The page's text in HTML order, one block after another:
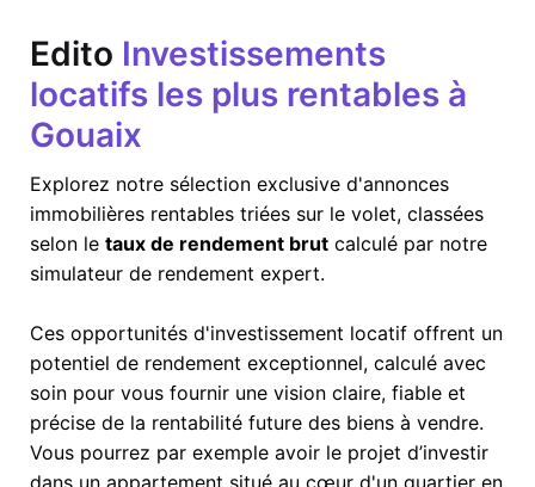
Edito Investissements
locatifs les plus rentables à
Gouaix
Explorez notre sélection exclusive d'annonces
immobilières rentables triées sur le volet, classées
selon le taux de rendement brut calculé par notre
simulateur de rendement expert.
Ces opportunités d'investissement locatif offrent un
potentiel de rendement exceptionnel, calculé avec
soin pour vous fournir une vision claire, fiable et
précise de la rentabilité future des biens à vendre.
Vous pourrez par exemple avoir le projet d’investir
dans un appartement situé au cœur d'un quartier en